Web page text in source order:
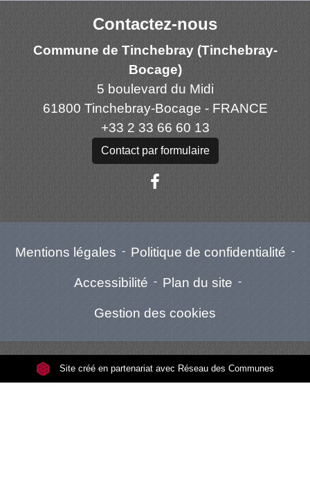
Contactez-nous
Commune de Tinchebray (Tinchebray-
Bocage)
5 boulevard du Midi
61800 Tinchebray-Bocage - FRANCE
+33 2 33 66 60 13
Contact par formulaire
Mentions légales - Politique de confidentialité -
Accessibilité - Plan du site -
Gestion des cookies
Site créé en partenariat avec Réseau des Communes